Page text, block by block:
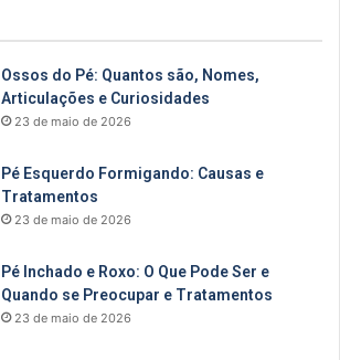
Ossos do Pé: Quantos são, Nomes,
Articulações e Curiosidades
23 de maio de 2026
Pé Esquerdo Formigando: Causas e
Tratamentos
23 de maio de 2026
Pé Inchado e Roxo: O Que Pode Ser e
Quando se Preocupar e Tratamentos
23 de maio de 2026